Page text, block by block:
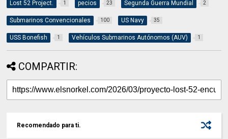
Lost 52 Project. 1 pecios 23 Segunda Guerra Mundial 2
Submarinos Convencionales 100 US Navy 35
USS Bonefish 1 Vehículos Submarinos Autónomos (AUV) 1
COMPARTIR:
Recomendado para ti.